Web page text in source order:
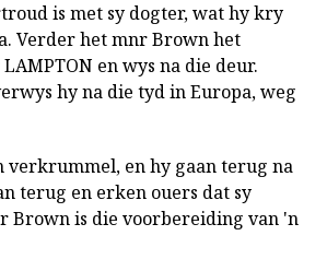
is met sy dogter, wat hy kry
Verder het mnr Brown het
en wys na die deur.
hy na die tyd in Europa, weg
verkrummel, en hy gaan terug na
terug en erken ouers dat sy
Brown is die voorbereiding van 'n